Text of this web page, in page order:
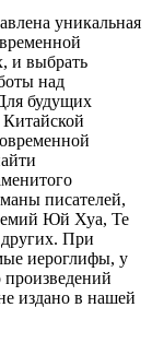
уникальная
и выбрать
над
будущих
писателей,
Юй Хуа, Те
При
иероглифы, у
произведений
издано в нашей